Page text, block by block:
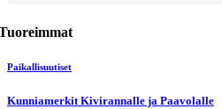
Paikallisuutiset
Kunniamerkit Kivirannalle ja Paavolalle